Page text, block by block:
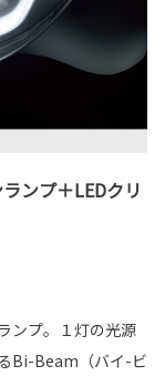
ンプ＋LEDクリ
ンプ。１灯の光源
Bi-Beam（バイ-ビ